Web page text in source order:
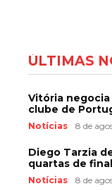
ÚLTIMAS
Vitória
clube de
Notícias 8 de
Diego Tarzia
quartas de
Notícias 8 de